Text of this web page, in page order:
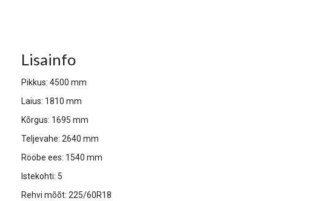
Lisainfo
Pikkus: 4500 mm
Laius: 1810 mm
Kõrgus: 1695 mm
Teljevahe: 2640 mm
Rööbe ees: 1540 mm
Istekohti: 5
Rehvi mõõt: 225/60R18